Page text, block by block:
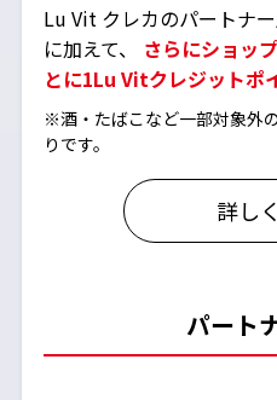
Lu Vit クレカのパートナー
に加えて、 さらにショッ
とに1Lu Vitクレジットポ
※酒・たばこなど一部対象外
りです。
詳し
パート